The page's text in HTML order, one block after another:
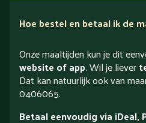
Hoe bestel en betaal ik de
Onze maaltijden kun je dit
website of app. Wil je liever
Dat kan natuurlijk ook van
0406065.
Betaal eenvoudig via iDeal,